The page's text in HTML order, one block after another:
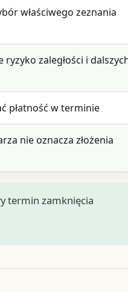
właściwego zeznania
zaległości i
płatność w terminie
nie oznacza złożenia
termin zamknięcia